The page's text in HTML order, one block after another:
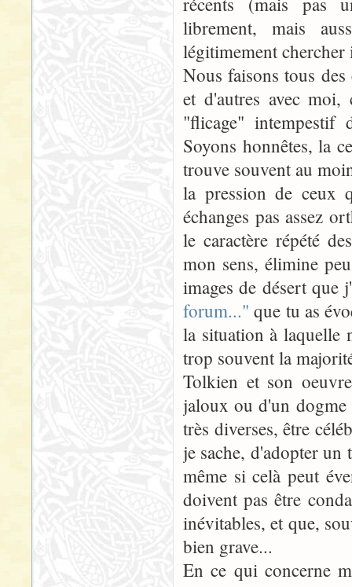
librement, mais
légitimement chercher
Nous faisons tous
et d'autres avec
"flicage" intempestif
Soyons honnêtes, la
trouve souvent au
la pression de ceux
échanges pas assez
le caractère répété
mon sens, élimine
images de désert
forum..." que tu as
la situation à laquelle
trop souvent la
Tolkien et son
jaloux ou d'un dogme
très diverses, être
je sache, d'adopter
même si celà peut
doivent pas être
inévitables, et que,
bien grave...
En ce qui concerne